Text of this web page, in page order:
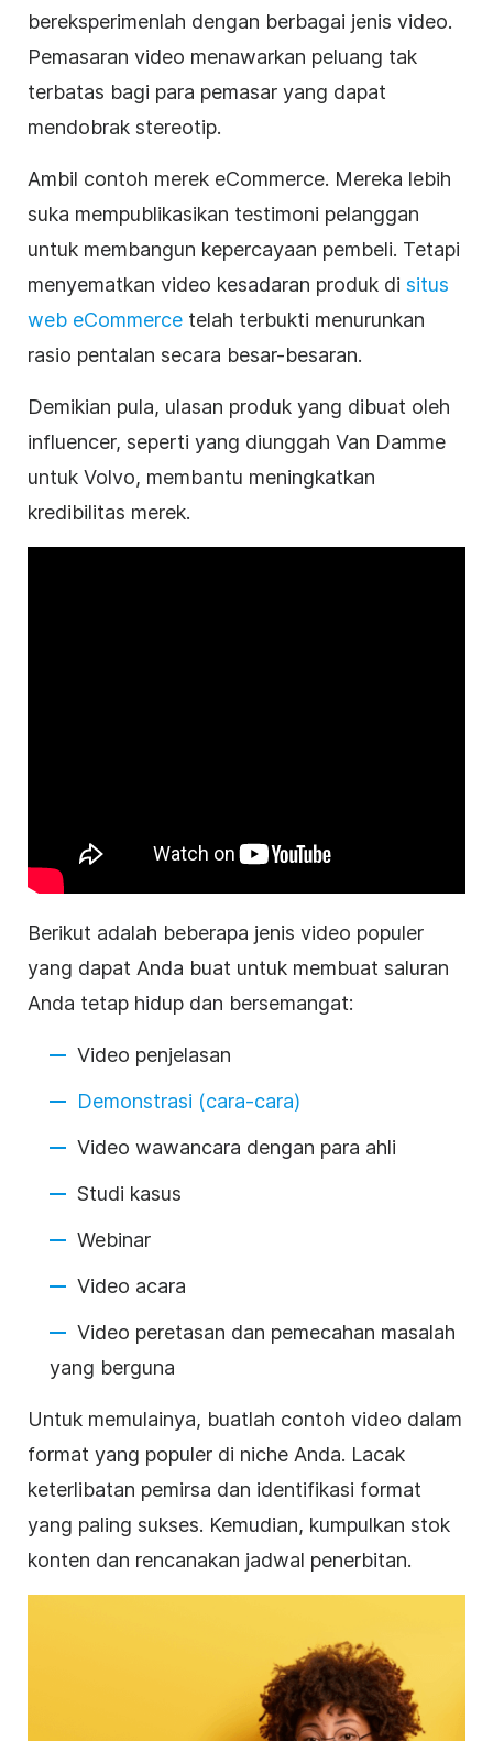
bereksperimenlah dengan berbagai jenis video.
Pemasaran video menawarkan peluang tak
terbatas bagi para pemasar yang dapat
mendobrak stereotip.
Ambil contoh merek eCommerce. Mereka lebih
suka mempublikasikan testimoni pelanggan
untuk membangun kepercayaan pembeli. Tetapi
menyematkan video kesadaran produk di situs
web eCommerce telah terbukti menurunkan
rasio pentalan secara besar-besaran.
Demikian pula, ulasan produk yang dibuat oleh
influencer, seperti yang diunggah Van Damme
untuk Volvo, membantu meningkatkan
kredibilitas merek.
Berikut adalah beberapa jenis video populer
yang dapat Anda buat untuk membuat saluran
Anda tetap hidup dan bersemangat:
Video penjelasan
Demonstrasi (cara-cara)
Video wawancara dengan para ahli
Studi kasus
Webinar
Video acara
Video peretasan dan pemecahan masalah
yang berguna
Untuk memulainya, buatlah contoh video dalam
format yang populer di niche Anda. Lacak
keterlibatan pemirsa dan identifikasi format
yang paling sukses. Kemudian, kumpulkan stok
konten dan rencanakan jadwal penerbitan.